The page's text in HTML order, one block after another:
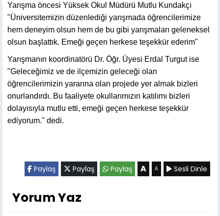
Yarışma öncesi Yüksek Okul Müdürü Mutlu Kundakçı
"Üniversitemizin düzenlediği yarışmada öğrencilerimize
hem deneyim olsun hem de bu gibi yarışmaları geleneksel
olsun başlattık. Emeği geçen herkese teşekkür ederim"
Yarışmanın koordinatörü Dr. Öğr. Üyesi Erdal Turgut ise
"Geleceğimiz ve de ilçemizin geleceği olan
öğrencilerimizin yararına olan projede yer almak bizleri
onurlandırdı. Bu faaliyete okullarımızın katılımı bizleri
dolayısıyla mutlu etti, emeği geçen herkese teşekkür
ediyorum." dedi.
Paylaş Paylaş Paylaş A A Sesli Dinle
Yorum Yaz